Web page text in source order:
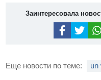
Заинтересовала
Еще новости по теме: un